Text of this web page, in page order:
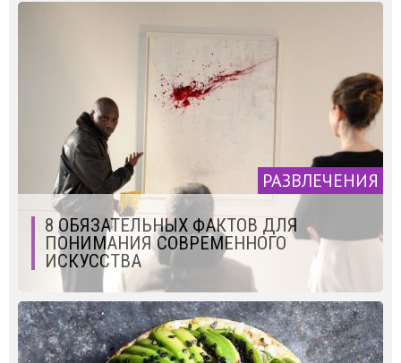
РАЗВЛЕЧЕНИЯ
8 ОБЯЗАТЕЛЬНЫХ ФАКТОВ ДЛЯ
ПОНИМАНИЯ СОВРЕМЕННОГО
ИСКУССТВА